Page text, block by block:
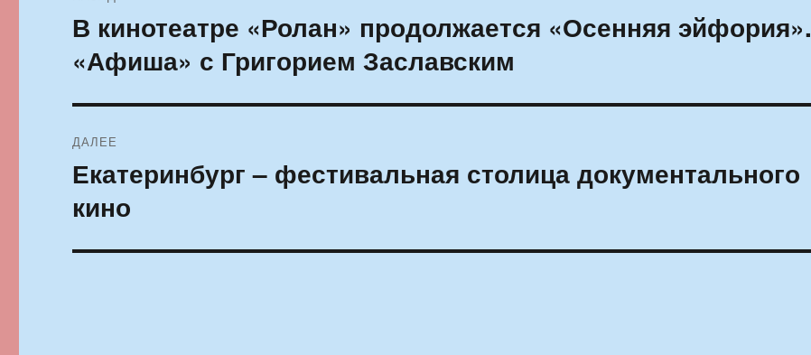
по
записям
Предыдущая
запись:
В кинотеатре «Ролан» продолжается «Осенняя эйфория».
«Афиша» с Григорием Заславским
ДАЛЕЕ
Следующая
Екатеринбург – фестивальная столица документального
кино